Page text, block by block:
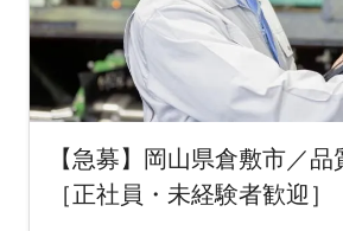
【急募】岡山県倉敷市／
［正社員・未経験者歓迎］